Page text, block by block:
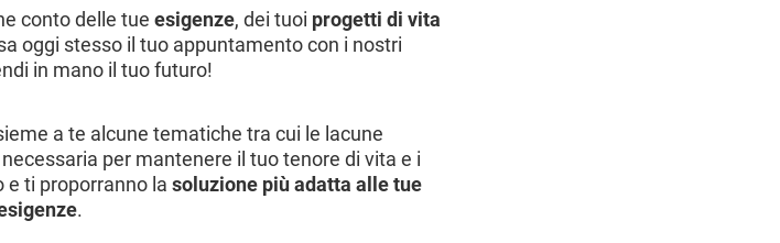
conto delle tue esigenze, dei tuoi progetti di vita
oggi stesso il tuo appuntamento con i nostri
in mano il tuo futuro!
a te alcune tematiche tra cui le lacune
per mantenere il tuo tenore di vita e i
e ti proporranno la soluzione più adatta alle tue
.